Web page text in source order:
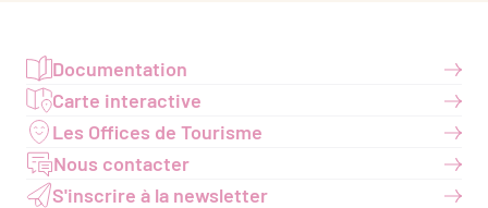
Documentation
Carte interactive
Les Offices de Tourisme
Nous contacter
S'inscrire à la newsletter